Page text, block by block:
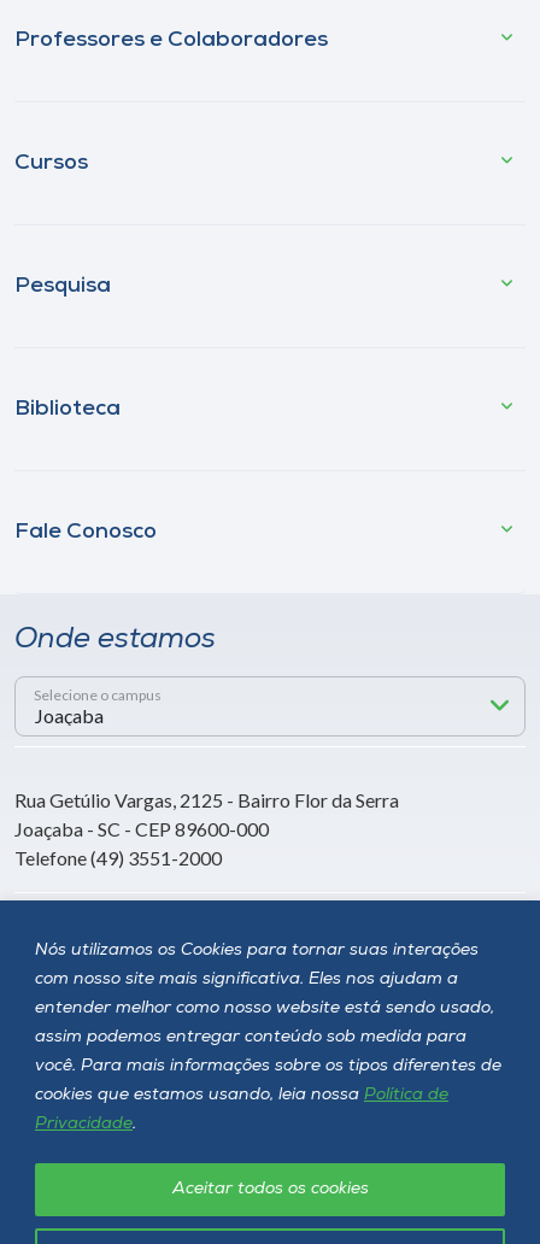
Nós utilizamos os Cookies para tornar suas interações
com nosso site mais significativa. Eles nos ajudam a
entender melhor como nosso website está sendo usado,
assim podemos entregar conteúdo sob medida para
você. Para mais informações sobre os tipos diferentes de
cookies que estamos usando, leia nossa Política de
Privacidade.
Aceitar todos os cookies
Professores e Colaboradores
Cursos
Pesquisa
Biblioteca
Fale Conosco
Onde estamos
Selecione o campus
Rua Getúlio Vargas, 2125 - Bairro Flor da Serra
Joaçaba - SC - CEP 89600-000
Telefone (49) 3551-2000
Siga a Unoesc
Política de privacidade LGPD